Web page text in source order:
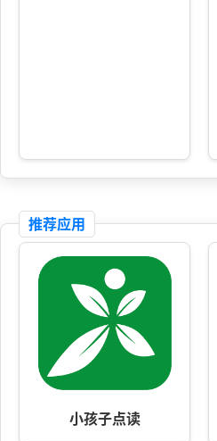
推荐应用
小孩子点读